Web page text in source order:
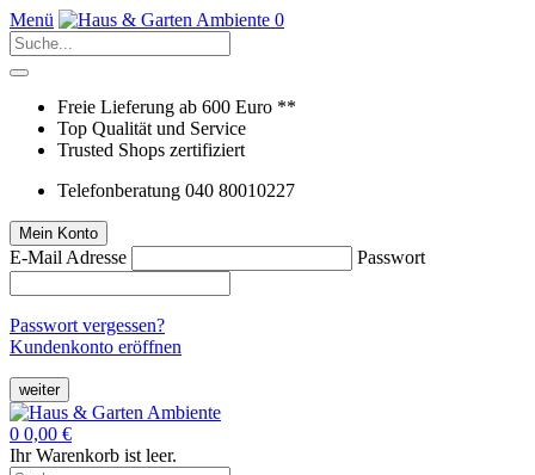
Menü 0
Freie Lieferung ab 600 Euro **
Top Qualität und Service
Trusted Shops zertifiziert
Telefonberatung 040 80010227
Mein Konto
E-Mail Adresse Passwort
Passwort vergessen?
Kundenkonto eröffnen
weiter
0 0,00 €
Ihr Warenkorb ist leer.